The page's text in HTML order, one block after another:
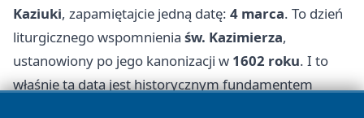
Kaziuki, zapamiętajcie jedną datę: 4 marca. To dzień
liturgicznego wspomnienia św. Kazimierza,
ustanowiony po jego kanonizacji w 1602 roku. I to
właśnie ta data jest historycznym fundamentem